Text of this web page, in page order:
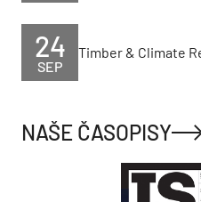
SEP
24 Timber & Climate
NAŠE ČASOPISY